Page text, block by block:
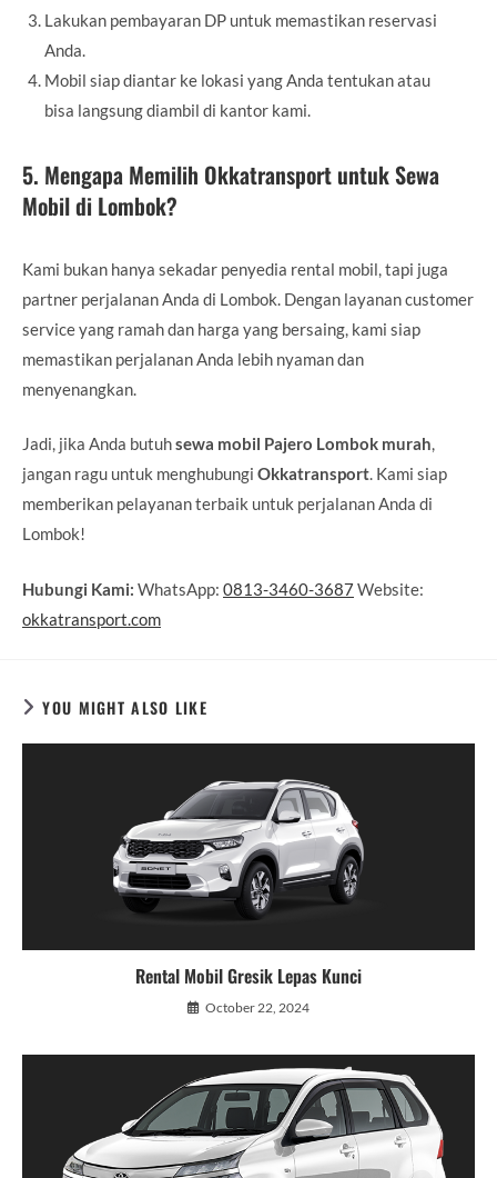
Lakukan pembayaran DP untuk memastikan reservasi
Anda.
Mobil siap diantar ke lokasi yang Anda tentukan atau
bisa langsung diambil di kantor kami.
5. Mengapa Memilih Okkatransport untuk Sewa
Mobil di Lombok?
Kami bukan hanya sekadar penyedia rental mobil, tapi juga
partner perjalanan Anda di Lombok. Dengan layanan customer
service yang ramah dan harga yang bersaing, kami siap
memastikan perjalanan Anda lebih nyaman dan
menyenangkan.
Jadi, jika Anda butuhsewa mobil Pajero Lombok murah,
jangan ragu untuk menghubungi Okkatransport. Kami siap
memberikan pelayanan terbaik untuk perjalanan Anda di
Lombok!
Hubungi Kami: WhatsApp: 0813-3460-3687Website:
okkatransport.com
YOU MIGHT ALSO LIKE
Rental Mobil Gresik Lepas Kunci
October 22, 2024